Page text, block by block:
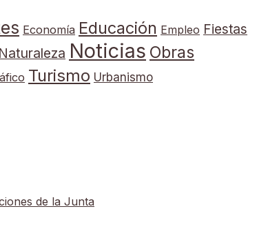
Economía Educación Empleo Fiestas
Naturaleza Noticias Obras
Turismo Urbanismo